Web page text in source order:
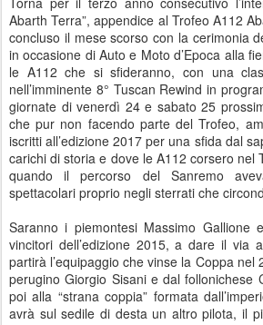
Abarth Terra”, appendice al Trofeo A112
concluso il mese scorso con la cerimonia
in occasione di Auto e Moto d’Epoca alla
le A112 che si sfideranno, con una
nell’imminente 8° Tuscan Rewind in
giornate di venerdì 24 e sabato 25
che pur non facendo parte del Trofeo,
iscritti all’edizione 2017 per una sfida dal
carichi di storia e dove le A112 corsero nel
quando il percorso del Sanremo
spettacolari proprio negli sterrati che
Saranno i piemontesi Massimo Gallione
vincitori dell’edizione 2015, a dare il via
partirà l’equipaggio che vinse la Coppa nel
perugino Giorgio Sisani e dal follonichese
poi alla “strana coppia” formata
avrà sul sedile di desta un altro pilota, il